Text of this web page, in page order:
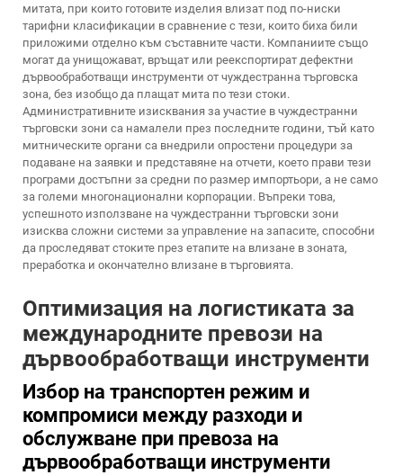
митата, при които готовите изделия влизат под по-ниски
тарифни класификации в сравнение с тези, които биха били
приложими отделно към съставните части. Компаниите също
могат да унищожават, връщат или реекспортират дефектни
дървообработващи инструменти от чуждестранна търговска
зона, без изобщо да плащат мита по тези стоки.
Административните изисквания за участие в чуждестранни
търговски зони са намалели през последните години, тъй като
митническите органи са внедрили опростени процедури за
подаване на заявки и представяне на отчети, което прави тези
програми достъпни за средни по размер импортьори, а не само
за големи многонационални корпорации. Въпреки това,
успешното използване на чуждестранни търговски зони
изисква сложни системи за управление на запасите, способни
да проследяват стоките през етапите на влизане в зоната,
преработка и окончателно влизане в търговията.
Оптимизация на логистиката за
международните превози на
дървообработващи инструменти
Избор на транспортен режим и
компромиси между разходи и
обслужване при превоза на
дървообработващи инструменти